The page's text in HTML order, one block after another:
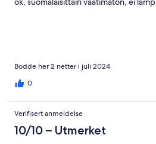
odottaa laatua, en suosittele.
Bodde her 2 netter i juli 2024
0
Verifisert anmeldelse
10/10 – Utmerket